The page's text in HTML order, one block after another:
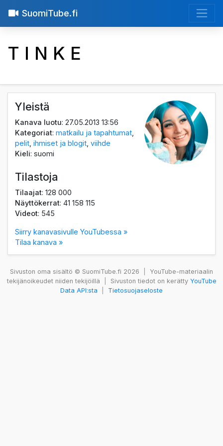
SuomiTube.fi
T I N K E
Yleistä
Kanava luotu: 27.05.2013 13:56
Kategoriat:matkailu ja tapahtumat
pelit ,ihmiset ja blogit ,viihde
Kieli: suomi
Tilastoja
Tilaajat: 128 000
Näyttökerrat: 41 158 115
Videot: 545
Siirry kanavasivulle YouTubessa »
Tilaa kanava »
Sivuston oma sisältö © SuomiTube.fi 2026
YouTube-materiaalin
tekijänoikeudet niiden tekijöillä
Sivuston tiedot on kerätty YouTube
Data API:sta
Tietosuojaseloste